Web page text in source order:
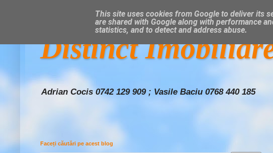
Distinct
Adrian Cocis 0742 129 909 ; Vasile Baciu 0768 440 185
Faceți căutări pe acest blog
This site uses cookies from Google to deliver its
are shared with Google along with performance
statistics, and to detect and address abuse.